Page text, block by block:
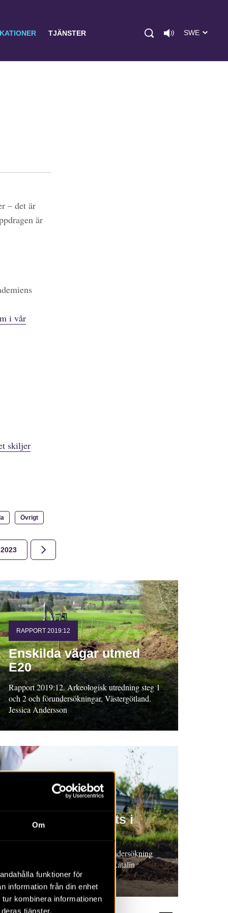
Om
funktioner för
information från din enhet
kombinera informationen
tjänster.
TJÄNSTER SWE
– det är
är
i vår
skiljer
Övrigt
2023 2022
RAPPORT 2019:12
Enskilda vägar utmed
E20
Rapport 2019:12. Arkeologisk utredning steg 1
och 2 och förundersökningar, Västergötland.
Jessica Andersson
RAPPORT 2019:10
Bytomt och boplats i
Fjelie
Rapport 2019:10. Arkeologisk undersökning
2016, Skåne. Sofia Lindberg & Katalin
Schmidt Sabo (red.)